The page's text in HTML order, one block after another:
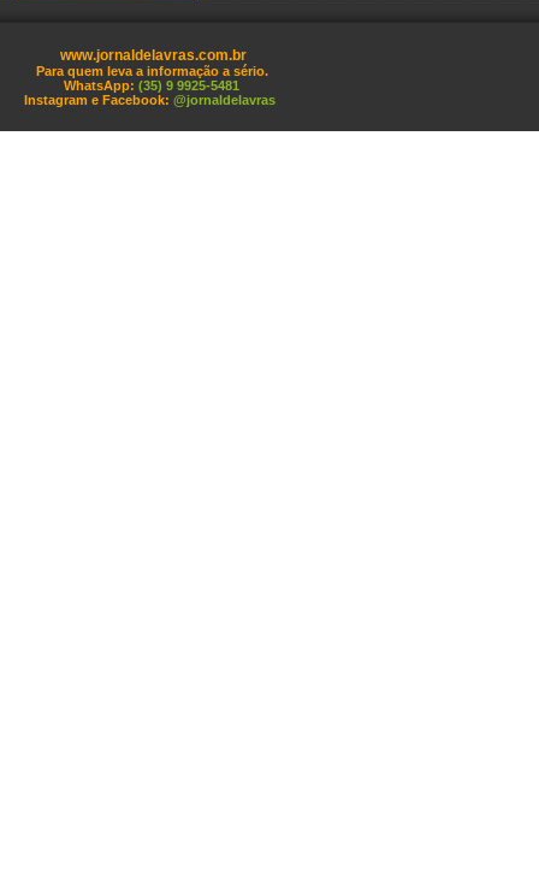
www.jornaldelavras.com.br
Para quem leva a informação a sério.
WhatsApp: (35) 9 9925-5481
Instagram e Facebook: @jornaldelavras